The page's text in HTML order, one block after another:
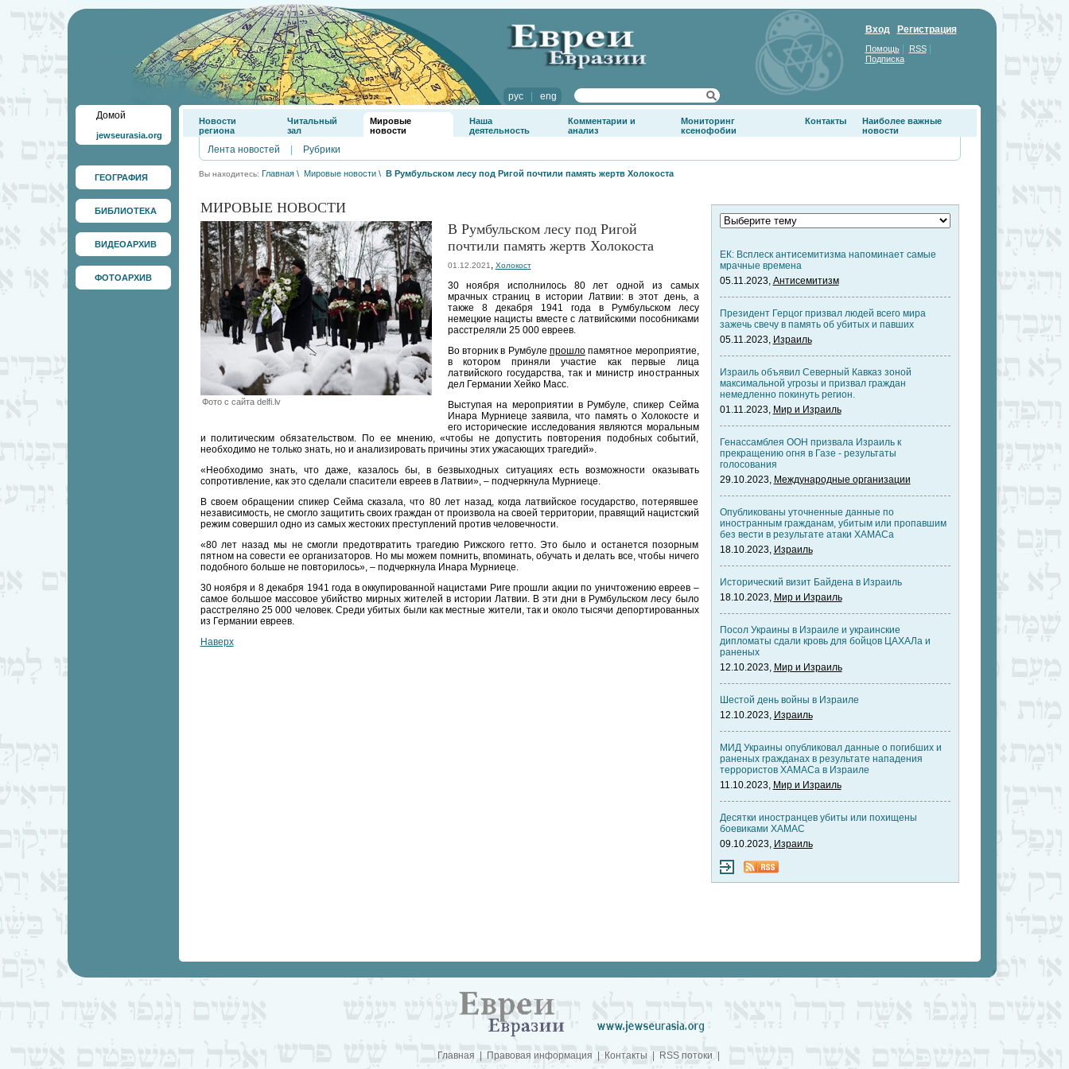
рус| eng
Вход Регистрация
Помощь| RSS|
Подписка
Домой
jewseurasia.org
ГЕОГРАФИЯ
БИБЛИОТЕКА
ВИДЕОАРХИВ
ФОТОАРХИВ
Новости
региона
Читальный
зал
Мировые
новости
Наша
деятельность
Комментарии и
анализ
Мониторинг
ксенофобии
Контакты
Наиболее важные
новости
Лента новостей Рубрики
Вы находитесь: Главная \ Мировые новости \ В Румбульском лесу под Ригой почтили память жертв Холокоста
МИРОВЫЕ НОВОСТИ
Фото с сайта delfi.lv
В Румбульском лесу под Ригой
почтили память жертв Холокоста
01.12.2021 , Холокост
30 ноября исполнилось 80 лет одной из самых
мрачных страниц в истории Латвии: в этот день, а
также 8 декабря 1941 года в Румбульском лесу
немецкие нацисты вместе с латвийскими пособниками
расстреляли 25 000 евреев.
Во вторник в Румбуле прошлопамятное мероприятие,
в котором приняли участие как первые лица
латвийского государства, так и министр иностранных
дел Германии Хейко Масс.
Выступая на мероприятии в Румбуле, спикер Сейма
Инара Мурниеце заявила, что память о Холокосте и
его исторические исследования являются моральным
и политическим обязательством. По ее мнению, «чтобы не допустить повторения подобных событий,
необходимо не только знать, но и анализировать причины этих ужасающих трагедий».
«Необходимо знать, что даже, казалось бы, в безвыходных ситуациях есть возможности оказывать
сопротивление, как это сделали спасители евреев в Латвии», – подчеркнула Мурниеце.
В своем обращении спикер Сейма сказала, что 80 лет назад, когда латвийское государство, потерявшее
независимость, не смогло защитить своих граждан от произвола на своей территории, правящий нацистский
режим совершил одно из самых жестоких преступлений против человечности.
«80 лет назад мы не смогли предотвратить трагедию Рижского гетто. Это было и останется позорным
пятном на совести ее организаторов. Но мы можем помнить, впоминать, обучать и делать все, чтобы ничего
подобного больше не повторилось», – подчеркнула Инара Мурниеце.
30 ноября и 8 декабря 1941 года в оккупированной нацистами Риге прошли акции по уничтожению евреев –
самое большое массовое убийство мирных жителей в истории Латвии. В эти дни в Румбульском лесу было
расстреляно 25 000 человек. Среди убитых были как местные жители, так и около тысячи депортированных
из Германии евреев.
Наверх
ЕК: Всплеск антисемитизма напоминает самые
мрачные времена
05.11.2023, Антисемитизм
Президент Герцог призвал людей всего мира
зажечь свечу в память об убитых и павших
05.11.2023, Израиль
Израиль объявил Северный Кавказ зоной
максимальной угрозы и призвал граждан
немедленно покинуть регион.
01.11.2023, Мир и Израиль
Генассамблея ООН призвала Израиль к
прекращению огня в Газе - результаты
голосования
29.10.2023, Международные организации
Опубликованы уточненные данные по
иностранным гражданам, убитым или пропавшим
без вести в результате атаки ХАМАСа
18.10.2023, Израиль
Исторический визит Байдена в Израиль
18.10.2023, Мир и Израиль
Посол Украины в Израиле и украинские
дипломаты сдали кровь для бойцов ЦАХАЛа и
раненых
12.10.2023, Мир и Израиль
Шестой день войны в Израиле
12.10.2023, Израиль
МИД Украины опубликовал данные о погибших и
раненых гражданах в результате нападения
террористов ХАМАСа в Израиле
11.10.2023, Мир и Израиль
Десятки иностранцев убиты или похищены
боевиками ХАМАС
09.10.2023, Израиль
Главная Правовая информация Контакты RSS потоки